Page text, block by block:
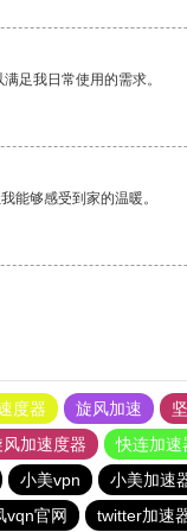
足我日常使用的需求。
能够感受到家的温暖。
度器 旋风加速
风加速度器 快连加速
小美vpn 小美加速
vqn官网 twitter加速